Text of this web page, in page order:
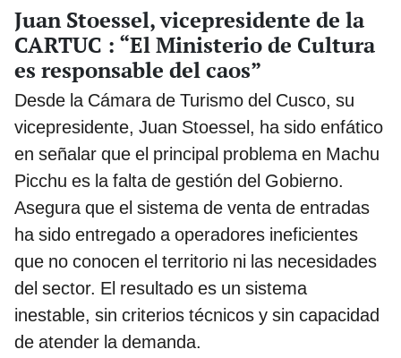
Juan Stoessel, vicepresidente de la
CARTUC : “El Ministerio de Cultura
es responsable del caos”
Desde la Cámara de Turismo del Cusco, su
vicepresidente, Juan Stoessel, ha sido enfático
en señalar que el principal problema en Machu
Picchu es la falta de gestión del Gobierno.
Asegura que el sistema de venta de entradas
ha sido entregado a operadores ineficientes
que no conocen el territorio ni las necesidades
del sector. El resultado es un sistema
inestable, sin criterios técnicos y sin capacidad
de atender la demanda.